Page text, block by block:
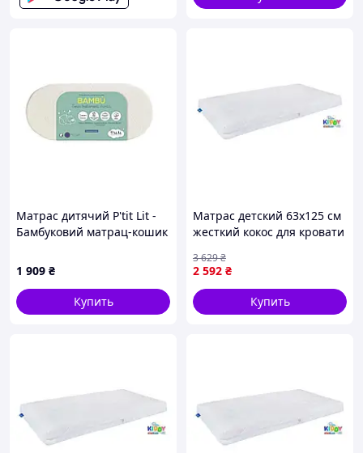
Матрас дитячий P'tit Lit -
Бамбуковий матрац-кошик
1 909 ₴
Купить
Матрас детский 63х125 см
жесткий кокос для кровати
2 592 ₴
3 629₴
Купить